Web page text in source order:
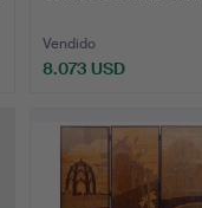
Vendido
8.073 USD